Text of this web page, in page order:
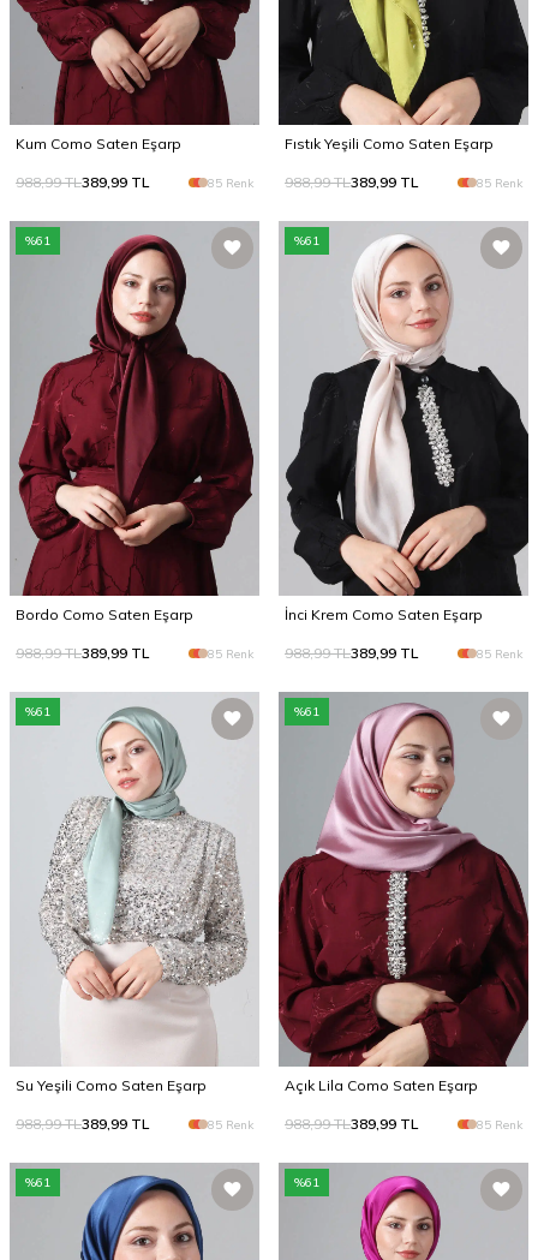
Kum Como Saten Eşarp
988,99TL389,99 TL 85 Renk
Fıstık Yeşili Como Saten Eşarp
988,99TL389,99 TL 85 Renk
%61
Bordo Como Saten Eşarp
988,99TL389,99 TL 85 Renk
%61
İnci Krem Como Saten Eşarp
988,99TL389,99 TL 85 Renk
%61
Su Yeşili Como Saten Eşarp
988,99TL389,99 TL 85 Renk
%61
Açık Lila Como Saten Eşarp
988,99TL389,99 TL 85 Renk
%61 %61